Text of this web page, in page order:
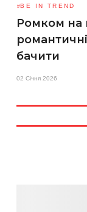
BE IN TREND
Ромком на
бачити
02 Січня 2026